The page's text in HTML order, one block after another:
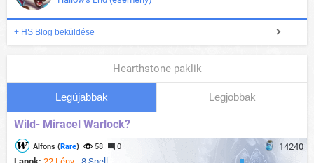
+ HS Blog beküldése
Hearthstone paklik
Legújabbak Legjobbak
Wild- Miracel Warlock?
14240
Alfons (Rare) 58 0